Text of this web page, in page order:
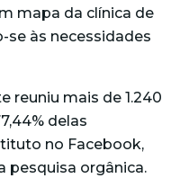
mapa da clínica de
se às necessidades
reuniu mais de 1.240
delas
no Facebook,
pesquisa orgânica.